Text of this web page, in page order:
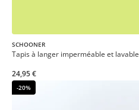
SCHOONER
Tapis à langer imperméable et lavable
24,95 €
-20%